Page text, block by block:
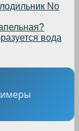
No
вода